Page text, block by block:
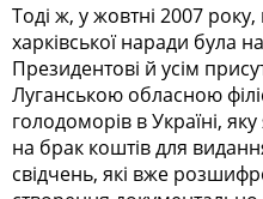
Тоді ж, у жовтні 2007
харківської наради була
Прези­ден­тові й усім
Луганською обласною
голодоморів в Україні,
на брак коштів для
свідчень, які вже